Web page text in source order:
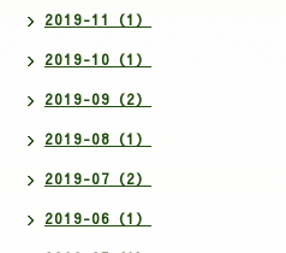
2019-11（1）
2019-10（1）
2019-09（2）
2019-08（1）
2019-07（2）
2019-06（1）